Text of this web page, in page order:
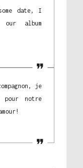
date, I
album
je
pour notre